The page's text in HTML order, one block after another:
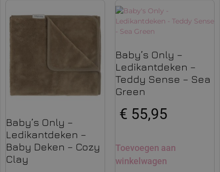
Baby’s Only –
Ledikantdeken –
Baby Deken – Cozy
Clay
Baby’s Only –
Ledikantdeken –
Teddy Sense – Sea
Green
€ 55,95
Toevoegen aan
winkelwagen